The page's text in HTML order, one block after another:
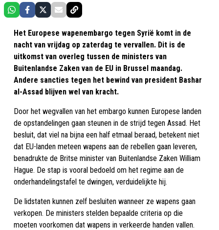
Het Europese wapenembargo tegen Syrië komt in de
nacht van vrijdag op zaterdag te vervallen. Dit is de
uitkomst van overleg tussen de ministers van
Buitenlandse Zaken van de EU in Brussel maandag.
Andere sancties tegen het bewind van president Bashar
al-Assad blijven wel van kracht.
Door het wegvallen van het embargo kunnen Europese landen
de opstandelingen gaan steunen in de strijd tegen Assad. Het
besluit, dat viel na bijna een half etmaal beraad, betekent niet
dat EU-landen meteen wapens aan de rebellen gaan leveren,
benadrukte de Britse minister van Buitenlandse Zaken William
Hague. De stap is vooral bedoeld om het regime aan de
onderhandelingstafel te dwingen, verduidelijkte hij.
De lidstaten kunnen zelf besluiten wanneer ze wapens gaan
verkopen. De ministers stelden bepaalde criteria op die
moeten voorkomen dat wapens in verkeerde handen vallen.